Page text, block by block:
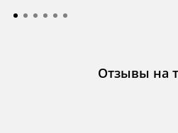
Отзывы на